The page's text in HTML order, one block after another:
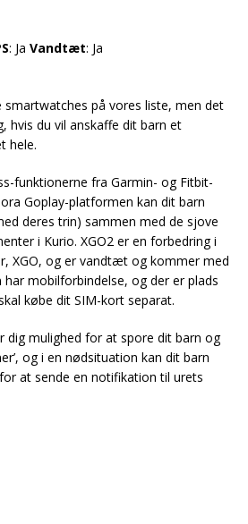
: Ja Vandtæt: Ja
smartwatches på vores liste, men det
hvis du vil anskaffe dit barn et
hele.
funktionerne fra Garmin- og Fitbit-
Goplay-platformen kan dit barn
deres trin) sammen med de sjove
i Kurio. XGO2 er en forbedring i
XGO, og er vandtæt og kommer med
mobilforbindelse, og der er plads
købe dit SIM-kort separat.
dig mulighed for at spore dit barn og
og i en nødsituation kan dit barn
at sende en notifikation til urets